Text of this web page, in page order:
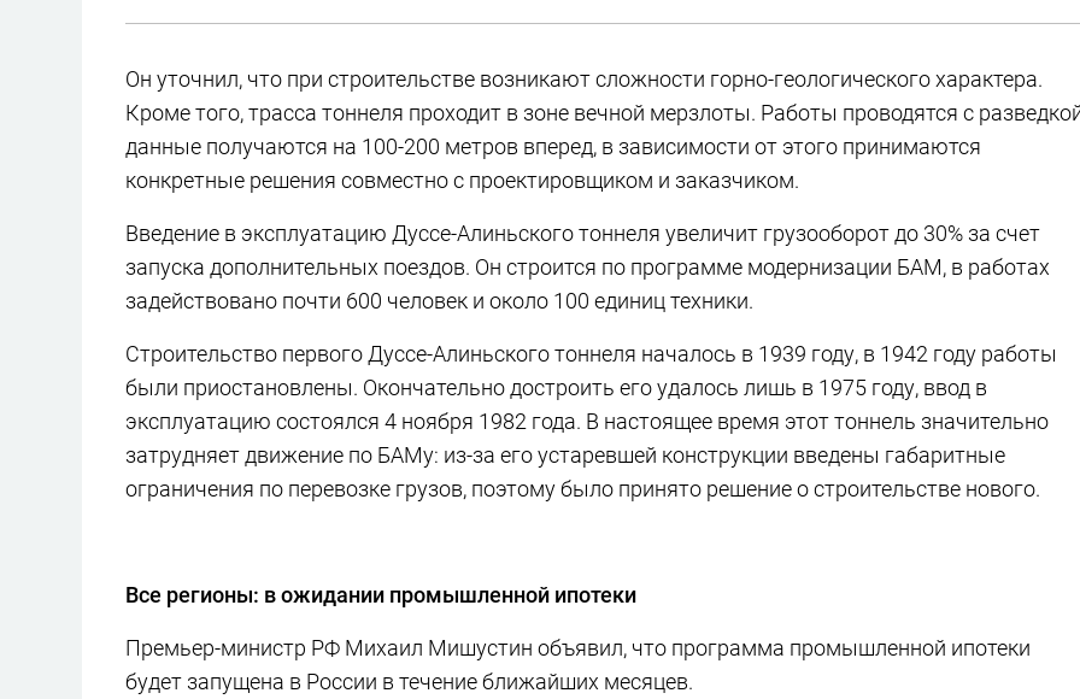
Он уточнил, что при строительстве возникают сложности горно-геологического характера.
Кроме того, трасса тоннеля проходит в зоне вечной мерзлоты. Работы проводятся с
данные получаются на 100-200 метров вперед, в зависимости от этого принимаются
конкретные решения совместно с проектировщиком и заказчиком.
Введение в эксплуатацию Дуссе-Алиньского тоннеля увеличит грузооборот до 30% за счет
запуска дополнительных поездов. Он строится по программе модернизации БАМ, в работах
задействовано почти 600 человек и около 100 единиц техники.
Строительство первого Дуссе-Алиньского тоннеля началось в 1939 году, в 1942 году работы
были приостановлены. Окончательно достроить его удалось лишь в 1975 году, ввод в
эксплуатацию состоялся 4 ноября 1982 года. В настоящее время этот тоннель значительно
затрудняет движение по БАМу: из-за его устаревшей конструкции введены габаритные
ограничения по перевозке грузов, поэтому было принято решение о строительстве нового.
Все регионы: в ожидании промышленной ипотеки
Премьер-министр РФ Михаил Мишустин объявил, что программа промышленной ипотеки
будет запущена в России в течение ближайших месяцев.